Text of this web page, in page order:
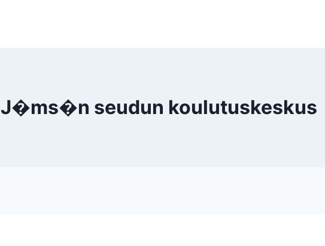
J�ms�n seudun koulutuskeskus